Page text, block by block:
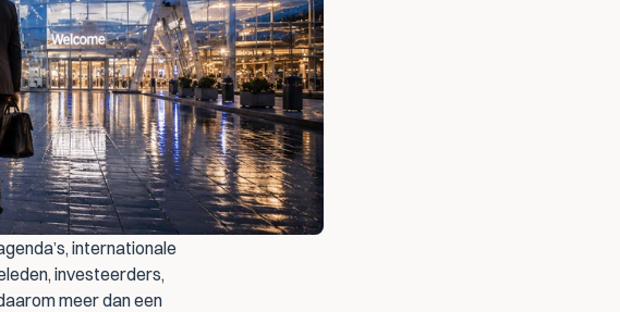
internationale
investeerders,
meer dan een